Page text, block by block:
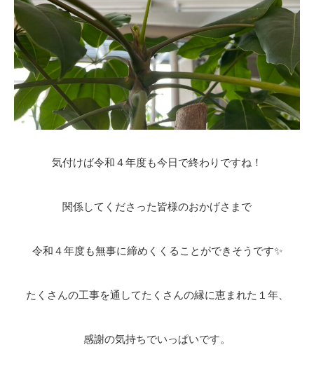
気付けば令和４年度も今日で終わりですね！
関係してくださった皆様のおかげさまで
令和４年度も無事に締めくくることができそうです✨
たくさんの工事を通してたくさんの縁に恵まれた１年、
感謝の気持ちでいっぱいです。